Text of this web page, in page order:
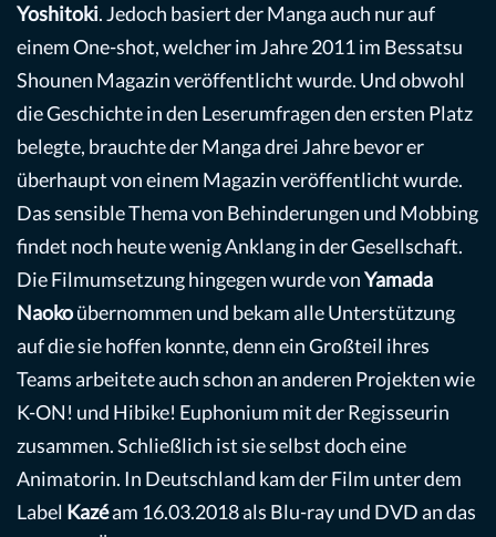
Yoshitoki. Jedoch basiert der Manga auch nur auf
einem One-shot, welcher im Jahre 2011 im Bessatsu
Shounen Magazin veröffentlicht wurde. Und obwohl
die Geschichte in den Leserumfragen den ersten Platz
belegte, brauchte der Manga drei Jahre bevor er
überhaupt von einem Magazin veröffentlicht wurde.
Das sensible Thema von Behinderungen und Mobbing
findet noch heute wenig Anklang in der Gesellschaft.
Die Filmumsetzung hingegen wurde vonYamada
Naokoübernommen und bekam alle Unterstützung
auf die sie hoffen konnte, denn ein Großteil ihres
Teams arbeitete auch schon an anderen Projekten wie
K-ON! und Hibike! Euphonium mit der Regisseurin
zusammen. Schließlich ist sie selbst doch eine
Animatorin. In Deutschland kam der Film unter dem
Label Kazéam 16.03.2018 als Blu-ray und DVD an das